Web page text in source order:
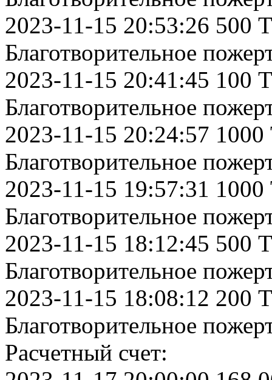
2023-11-15 20:53:26 500
Благотворительное
2023-11-15 20:41:45 100
Благотворительное
2023-11-15 20:24:57 1000
Благотворительное
2023-11-15 19:57:31 1000
Благотворительное
2023-11-15 18:12:45 500
Благотворительное
2023-11-15 18:08:12 200
Благотворительное
Расчетный счет: